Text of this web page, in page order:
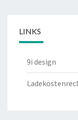
LINKS
9i design